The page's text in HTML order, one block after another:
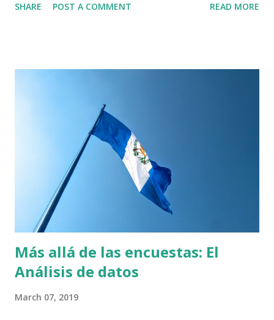
de utilizar leyes naturales y las leyes de la lógica para
huracanes y la economía son algunos ejemplos de
fenómenos que no podemos predecir del todo. Si bien es
posible describirlos de una manera más certera, aún no
poseemos un entendimiento de dichos fenómenos para
poder formular leyes naturales como en la física o química.
En el caso de las elecciones, no poseemos una teoría
general que nos permita predeci...
SHARE POST A COMMENT READ MORE
Más allá de las encuestas: El
Análisis de datos
March 07, 2019